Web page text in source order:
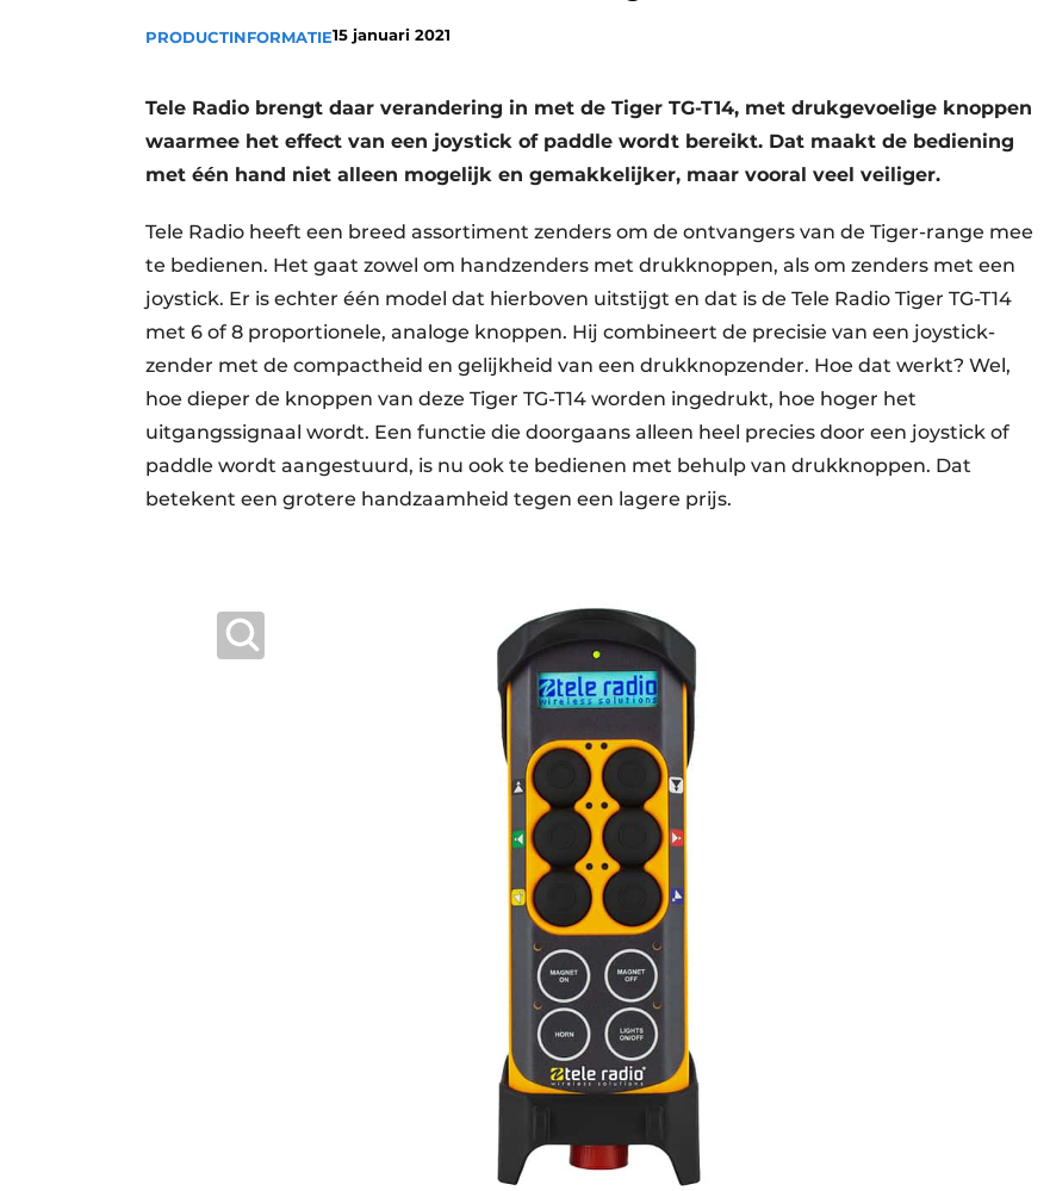
Vacature aanmelden
Video’s
PRODUCTINFORMATIE15 januari 2021
Tele Radio brengt daar verandering in met de Tiger TG-T14, met drukgevoelige knoppen
waarmee het effect van een joystick of paddle wordt bereikt. Dat maakt de bediening
met één hand niet alleen mogelijk en gemakkelijker, maar vooral veel veiliger.
Tele Radio heeft een breed assortiment zenders om de ontvangers van de Tiger-range mee
te bedienen. Het gaat zowel om handzenders met drukknoppen, als om zenders met een
joystick. Er is echter één model dat hierboven uitstijgt en dat is de Tele Radio Tiger TG-T14
met 6 of 8 proportionele, analoge knoppen. Hij combineert de precisie van een joystick-
zender met de compactheid en gelijkheid van een drukknopzender. Hoe dat werkt? Wel,
hoe dieper de knoppen van deze Tiger TG-T14 worden ingedrukt, hoe hoger het
uitgangssignaal wordt. Een functie die doorgaans alleen heel precies door een joystick of
paddle wordt aangestuurd, is nu ook te bedienen met behulp van drukknoppen. Dat
betekent een grotere handzaamheid tegen een lagere prijs.